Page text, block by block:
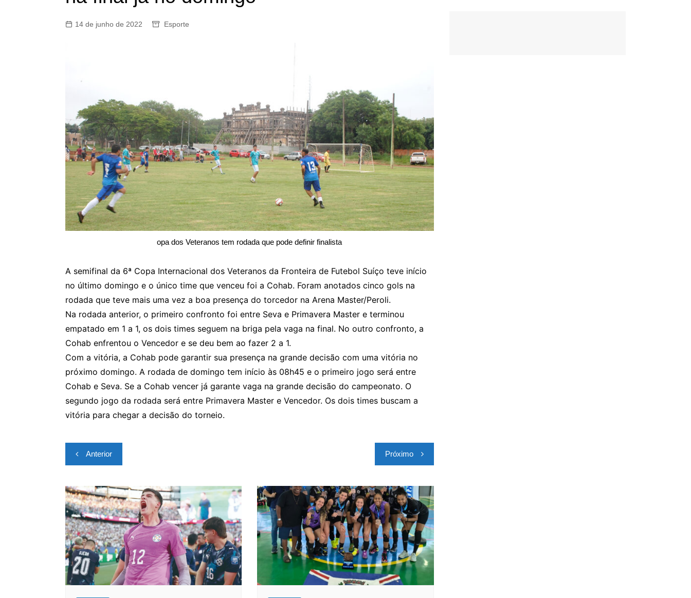
14 de junho de 2022 Esporte
opa dos Veteranos tem rodada que pode definir finalista
A semifinal da 6ª Copa Internacional dos Veteranos da Fronteira de Futebol Suíço teve início
no último domingo e o único time que venceu foi a Cohab. Foram anotados cinco gols na
rodada que teve mais uma vez a boa presença do torcedor na Arena Master/Peroli.
Na rodada anterior, o primeiro confronto foi entre Seva e Primavera Master e terminou
empatado em 1 a 1, os dois times seguem na briga pela vaga na final. No outro confronto, a
Cohab enfrentou o Vencedor e se deu bem ao fazer 2 a 1.
Com a vitória, a Cohab pode garantir sua presença na grande decisão com uma vitória no
próximo domingo. A rodada de domingo tem início às 08h45 e o primeiro jogo será entre
Cohab e Seva. Se a Cohab vencer já garante vaga na grande decisão do campeonato. O
segundo jogo da rodada será entre Primavera Master e Vencedor. Os dois times buscam a
vitória para chegar a decisão do torneio.
Navegação
de
Post
Anterior Próximo